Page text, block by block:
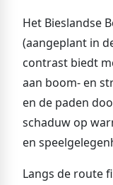
Het Bieslandse
(aangeplant in
contrast biedt
aan boom- en
en de paden
schaduw op
en
Langs de route